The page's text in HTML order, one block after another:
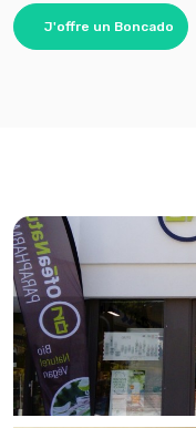
J'offre un Boncado